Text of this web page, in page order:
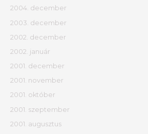
2004. december
2003. december
2002. december
2002. január
2001. december
2001. november
2001. október
2001. szeptember
2001. augusztus